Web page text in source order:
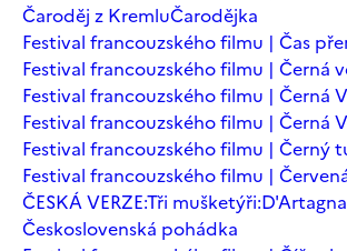
Čaroděj z KremluČarodějka
Festival francouzského filmu | Čas
Festival francouzského filmu | Černá
Festival francouzského filmu | Černá
Festival francouzského filmu | Černá
Festival francouzského filmu | Černý
Festival francouzského filmu |
ČESKÁ VERZE:Tři
Československá pohádka